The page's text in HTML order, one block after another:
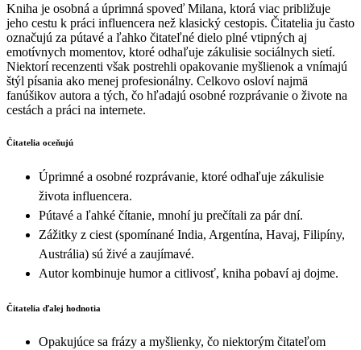
Kniha je osobná a úprimná spoveď Milana, ktorá viac približuje
jeho cestu k práci influencera než klasický cestopis. Čitatelia ju často
označujú za pútavé a ľahko čitateľné dielo plné vtipných aj
emotívnych momentov, ktoré odhaľuje zákulisie sociálnych sietí.
Niektorí recenzenti však postrehli opakovanie myšlienok a vnímajú
štýl písania ako menej profesionálny. Celkovo osloví najmä
fanúšikov autora a tých, čo hľadajú osobné rozprávanie o živote na
cestách a práci na internete.
Čitatelia oceňujú
Úprimné a osobné rozprávanie, ktoré odhaľuje zákulisie
života influencera.
Pútavé a ľahké čítanie, mnohí ju prečítali za pár dní.
Zážitky z ciest (spomínané India, Argentína, Havaj, Filipíny,
Austrália) sú živé a zaujímavé.
Autor kombinuje humor a citlivosť, kniha pobaví aj dojme.
Čitatelia ďalej hodnotia
Opakujúce sa frázy a myšlienky, čo niektorým čitateľom